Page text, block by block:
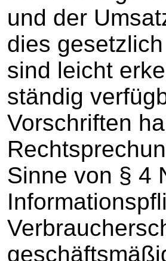
und der
dies
sind leicht
ständig
Vorschriften
Sinne von § 4